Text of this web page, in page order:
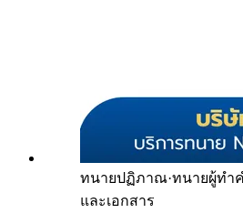
ทนายปฏิภาณ·ทนายผู้ทำ
และเอกสาร